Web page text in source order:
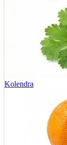
Kolendra